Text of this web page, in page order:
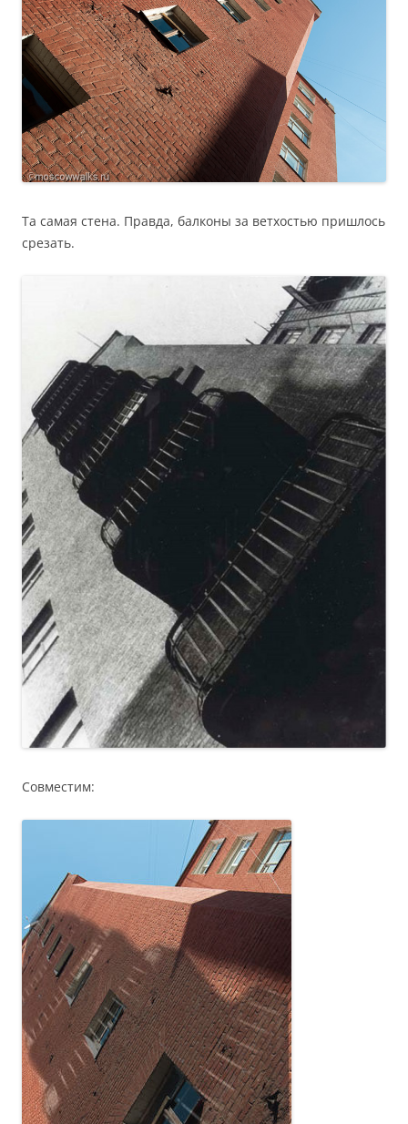
Та самая стена. Правда, балконы за ветхостью пришлось
срезать.
Совместим: